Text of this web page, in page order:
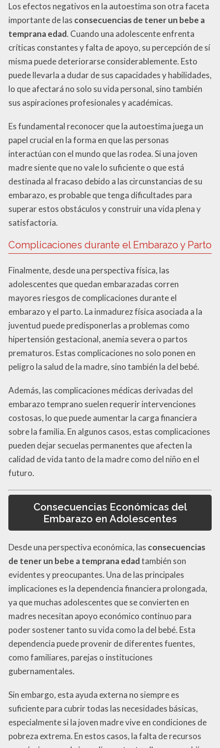
Los efectos negativos en la autoestima son otra faceta
importante de las consecuencias de tener un bebe a
temprana edad. Cuando una adolescente enfrenta
críticas constantes y falta de apoyo, su percepción de sí
misma puede deteriorarse considerablemente. Esto
puede llevarla a dudar de sus capacidades y habilidades,
lo que afectará no solo su vida personal, sino también
sus aspiraciones profesionales y académicas.
Es fundamental reconocer que la autoestima juega un
papel crucial en la forma en que las personas
interactúan con el mundo que las rodea. Si una joven
madre siente que no vale lo suficiente o que está
destinada al fracaso debido a las circunstancias de su
embarazo, es probable que tenga dificultades para
superar estos obstáculos y construir una vida plena y
satisfactoria.
Complicaciones durante el Embarazo y Parto
Finalmente, desde una perspectiva física, las
adolescentes que quedan embarazadas corren
mayores riesgos de complicaciones durante el
embarazo y el parto. La inmadurez física asociada a la
juventud puede predisponerlas a problemas como
hipertensión gestacional, anemia severa o partos
prematuros. Estas complicaciones no solo ponen en
peligro la salud de la madre, sino también la del bebé.
Además, las complicaciones médicas derivadas del
embarazo temprano suelen requerir intervenciones
costosas, lo que puede aumentar la carga financiera
sobre la familia. En algunos casos, estas complicaciones
pueden dejar secuelas permanentes que afecten la
calidad de vida tanto de la madre como del niño en el
futuro.
Consecuencias Económicas del
Embarazo en Adolescentes
Desde una perspectiva económica, las consecuencias
de tener un bebe a temprana edadtambién son
evidentes y preocupantes. Una de las principales
implicaciones es la dependencia financiera prolongada,
ya que muchas adolescentes que se convierten en
madres necesitan apoyo económico continuo para
poder sostener tanto su vida como la del bebé. Esta
dependencia puede provenir de diferentes fuentes,
como familiares, parejas o instituciones
gubernamentales.
Sin embargo, esta ayuda externa no siempre es
suficiente para cubrir todas las necesidades básicas,
especialmente si la joven madre vive en condiciones de
pobreza extrema. En estos casos, la falta de recursos